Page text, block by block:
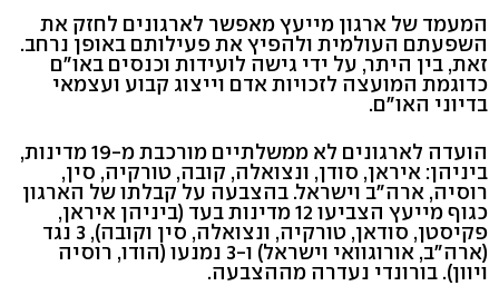
המעמד של ארגון מייעץ מאפשר לארגונים לחזק את
השפעתם העולמית ולהפיץ את פעילותם באופן נרחב.
זאת, בין היתר, על ידי גישה לועידות וכנסים באו"ם
כדוגמת המועצה לזכויות אדם וייצוג קבוע ועצמאי
בדיוני האו"ם.
הועדה לארגונים לא ממשלתיים מורכבת מ-19 מדינות,
ביניהן: איראן, סודן, ונצואלה, קובה, טורקיה, סין,
רוסיה, ארה"ב וישראל. בהצבעה על קבלתו של הארגון
כגוף מייעץ הצביעו 12 מדינות בעד (ביניהן איראן,
פקיסטן, סודאן, טורקיה, ונצואלה, סין וקובה), 3 נגד
(ארה"ב, אורוגוואי וישראל) ו-3 נמנעו (הודו, רוסיה
ויוון). בורונדי נעדרה מההצבעה.